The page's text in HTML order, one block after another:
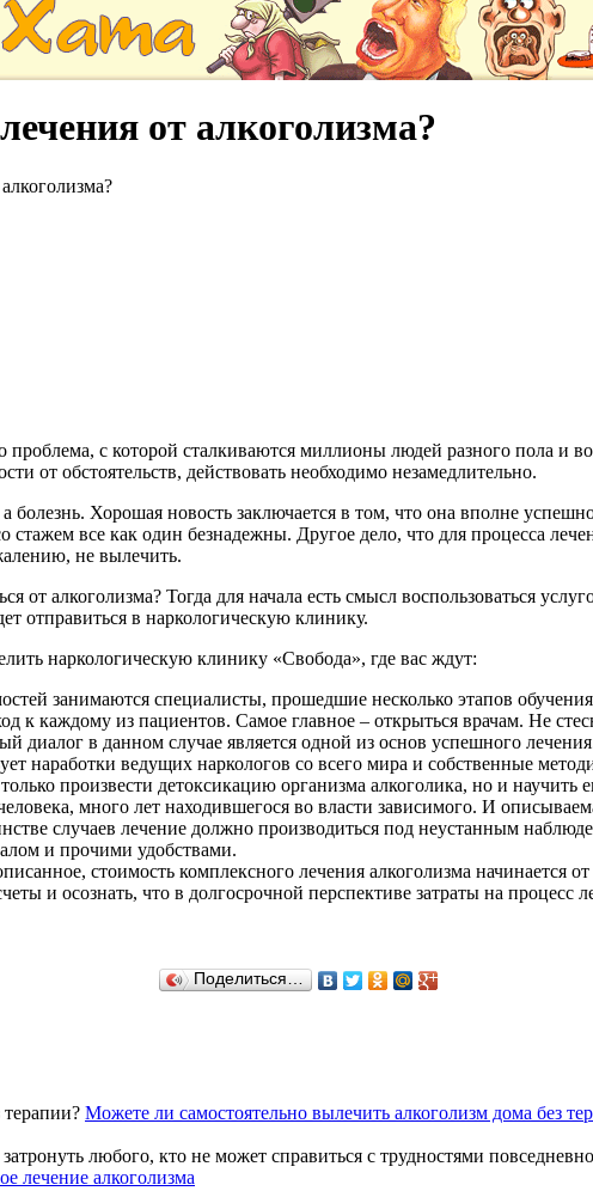
от алкоголизма?
проблема, с которой сталкиваются миллионы людей разного пола и
от обстоятельств, действовать необходимо незамедлительно.
Хорошая новость заключается в том, что она вполне
стажем все как один безнадежны. Другое дело, что для процесса
не вылечить.
алкоголизма? Тогда для начала есть смысл воспользоваться
отправиться в наркологическую клинику.
наркологическую клинику «Свобода», где вас ждут:
занимаются специалисты, прошедшие несколько этапов
к каждому из пациентов. Самое главное – открыться врачам. Не
диалог в данном случае является одной из основ успешного
наработки ведущих наркологов со всего мира и собственные
произвести детоксикацию организма алкоголика, но и научить
много лет находившегося во власти зависимого. И
случаев лечение должно производиться под неустанным
и прочими удобствами.
стоимость комплексного лечения алкоголизма начинается
и осознать, что в долгосрочной перспективе затраты на процесс
Поделиться…
Можете ли самостоятельно вылечить алкоголизм дома без
любого, кто не может справиться с трудностями
лечение алкоголизма